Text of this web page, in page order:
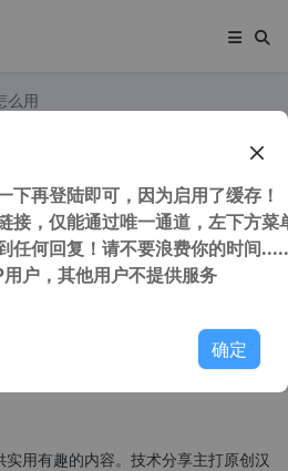
么用
比特彗星(无视版权/全速下
用有趣的内容。技术分享主打原创汉
下再登陆即可，因为启用了缓存！
接，仅能通过唯一通道，左下方菜
任何回复！请不要浪费你的时间
户，其他用户不提供服务
确定